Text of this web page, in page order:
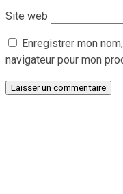
Site web
Enregistrer mon
navigateur pour mon